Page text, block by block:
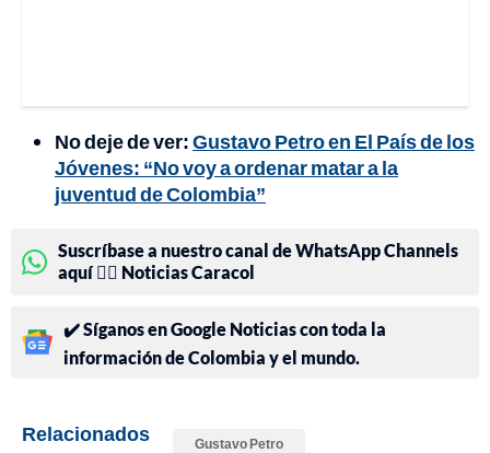
No deje de ver:Gustavo Petro en El País de los
Jóvenes: “No voy a ordenar matar a la
juventud de Colombia”
Suscríbase a nuestro canal de WhatsApp Channels
aquí 👉🏻 Noticias Caracol
✔️ Síganos en Google Noticias con toda la
información de Colombia y el mundo.
Relacionados Gustavo Petro